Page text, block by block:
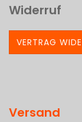
Widerruf
VERTRAG
Versand